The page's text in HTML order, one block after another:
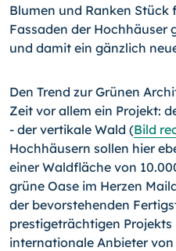
Blumen und Ranken Stück
Fassaden der Hoch­häuser
und damit ein gänzlich
Den Trend zur Grünen
Zeit vor allem ein Projekt:
- der vertikale Wald (Bild
Hochhäusern sollen hier
einer Waldfläche von
grüne Oase im Herzen
der bevorstehenden
prestigeträchtigen Projekts
internationale Anbieter